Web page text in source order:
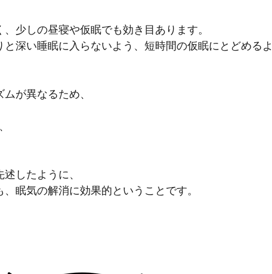
少しの昼寝や仮眠でも効き目あります。
深い睡眠に入らないよう、短時間の仮眠にとどめるよ
が異なるため、
したように、
眠気の解消に効果的ということです。